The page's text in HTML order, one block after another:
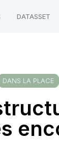
DATASSET
DANS LA PLACE